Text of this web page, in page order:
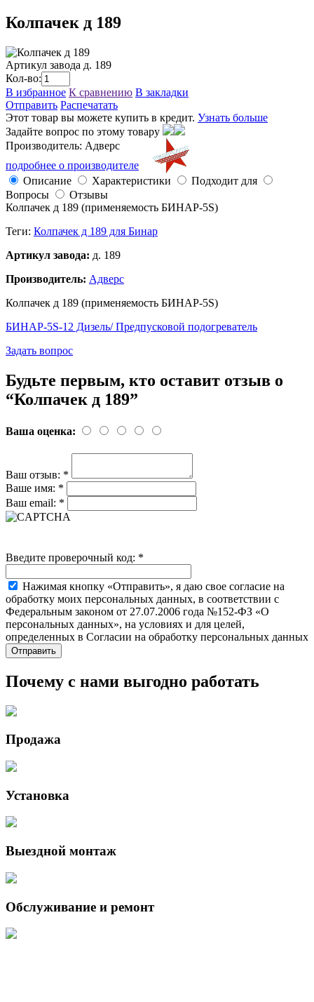
Колпачек д 189
Артикул завода д. 189
Кол-во:
В избранное К сравнению В закладки
Отправить Распечатать
Этот товар вы можете купить в кредит. Узнать больше
Задайте вопрос по этому товару
Производитель: Адверс
подробнее о производителе
Описание
Характеристики
Подходит для
Вопросы
Отзывы
Колпачек д 189 (применяемость БИНАР-5S)
Теги: Колпачек д 189 для Бинар
Артикул завода: д. 189
Производитель: Адверс
Колпачек д 189 (применяемость БИНАР-5S)
БИНАР-5S-12 Дизель/ Предпусковой подогреватель
Задать вопрос
Будьте первым, кто оставит отзыв о
“Колпачек д 189”
Ваша оценка:
Ваш отзыв: *
Ваше имя: *
Ваш email: *
Введите проверочный код: *
Нажимая кнопку «Отправить», я даю свое согласие на
обработку моих персональных данных, в соответствии с
Федеральным законом от 27.07.2006 года №152-ФЗ «О
персональных данных», на условиях и для целей,
определенных в Согласии на обработку персональных данных
Почему с нами выгодно работать
Продажа
Установка
Выездной монтаж
Обслуживание и ремонт